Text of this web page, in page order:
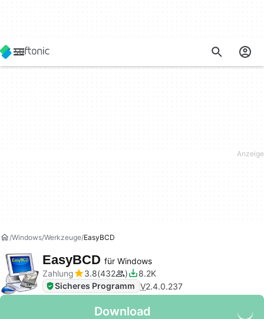
Windows Werkzeuge EasyBCD
EasyBCD für Windows
Zahlung
3.8 432
8.2K
Sicheres Programm V2.4.0.237
Download